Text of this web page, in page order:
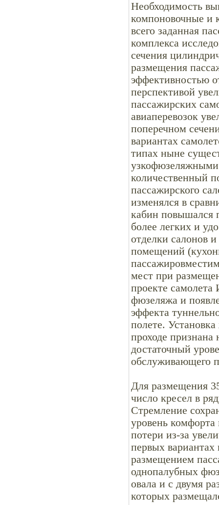
Необходимость
компоновочные и
всего заданная
комплекса
сечения
размещения
эффективностью
перспективой
пассажирских
авиаперевозок
поперечном
вариантах
типах ныне
количественный
пассажирского
изменялся в
кабин повышался
более легких и
отделки салонов
помещений
мест при
проекте
фюзеляжа и
эффекта
полете.
проходе признана
достаточный
обслуживающего
Для размещения
число кресел в
Стремление
уровень
потери из-за
первых
размещением
однопалубных
овала и с двумя
которых